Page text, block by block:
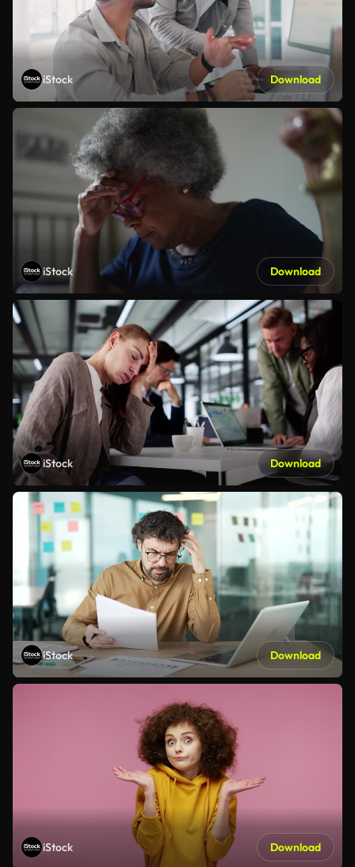
iStock Download
iStock Download
iStock Download
iStock Download
iStock Download